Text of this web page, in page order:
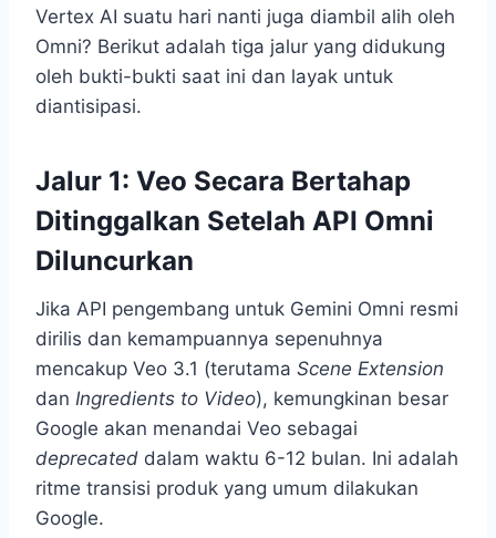
Vertex AI suatu hari nanti juga diambil alih oleh
Omni? Berikut adalah tiga jalur yang didukung
oleh bukti-bukti saat ini dan layak untuk
diantisipasi.
Jalur 1: Veo Secara Bertahap
Ditinggalkan Setelah API Omni
Diluncurkan
Jika API pengembang untuk Gemini Omni resmi
dirilis dan kemampuannya sepenuhnya
mencakup Veo 3.1 (terutama Scene Extension
dan Ingredients to Video), kemungkinan besar
Google akan menandai Veo sebagai
deprecated dalam waktu 6-12 bulan. Ini adalah
ritme transisi produk yang umum dilakukan
Google.